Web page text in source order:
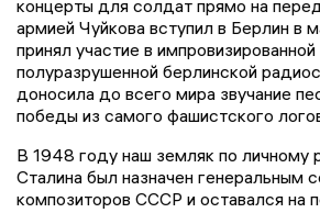
концерты для солдат прямо на
армией Чуйкова вступил в Берлин в
принял участие в
полуразрушенной берлинской
доносила до всего мира звучание
победы из самого фашистского
В 1948 году наш земляк по личному
Сталина был назначен генеральным
композиторов СССР и оставался на